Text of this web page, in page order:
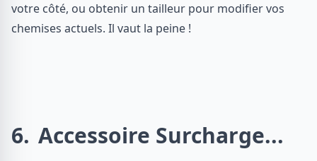
votre côté, ou obtenir un tailleur pour modifier vos
chemises actuels. Il vaut la peine !
6 Accessoire Surcharge...